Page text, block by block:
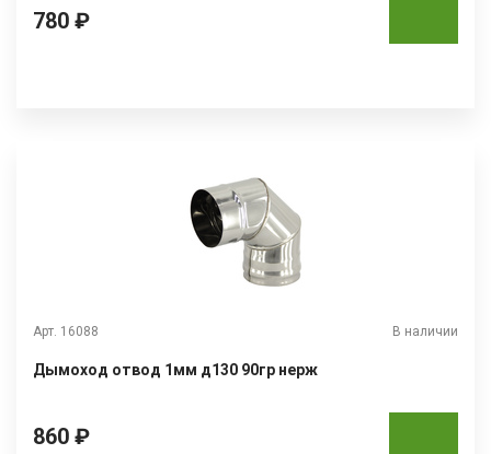
780 ₽
Арт. 16088 В наличии
Дымоход отвод 1мм д130 90гр нерж
860 ₽